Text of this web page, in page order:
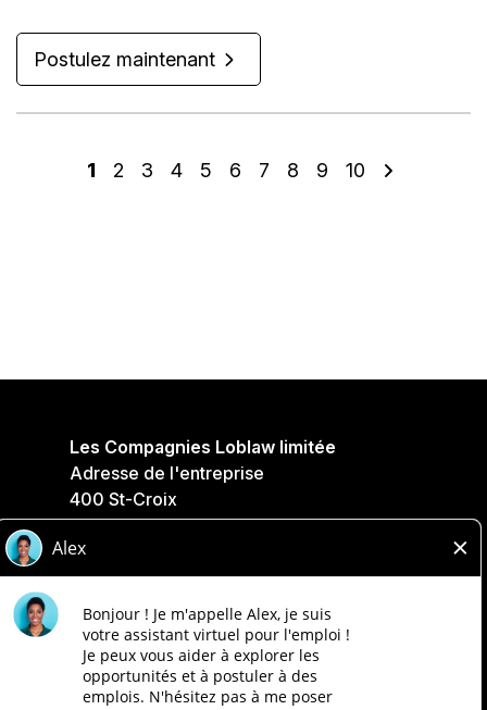
Postulez maintenant
1 2 3 4 5 6 7 8 9 10
Les Compagnies Loblaw limitée
Adresse de l'entreprise
400 St-Croix
Saint-Laurent, QC
H4N 3K4
Politique de confidentialité
Légale
Accessibilité